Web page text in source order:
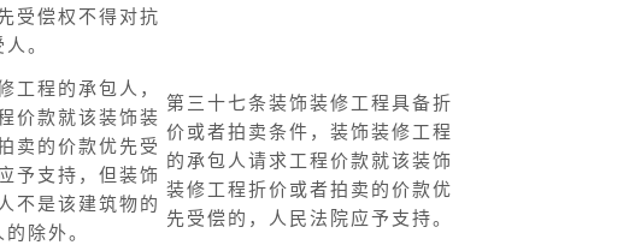
受偿权不得对抗
。
工程的承包人，
价款就该装饰装
卖的价款优先受
予支持，但装饰
不是该建筑物的
除外。
第三十七条装饰装修工程具备折
价或者拍卖条件，装饰装修工程
的承包人请求工程价款就该装饰
装修工程折价或者拍卖的价款优
先受偿的，人民法院应予支持。